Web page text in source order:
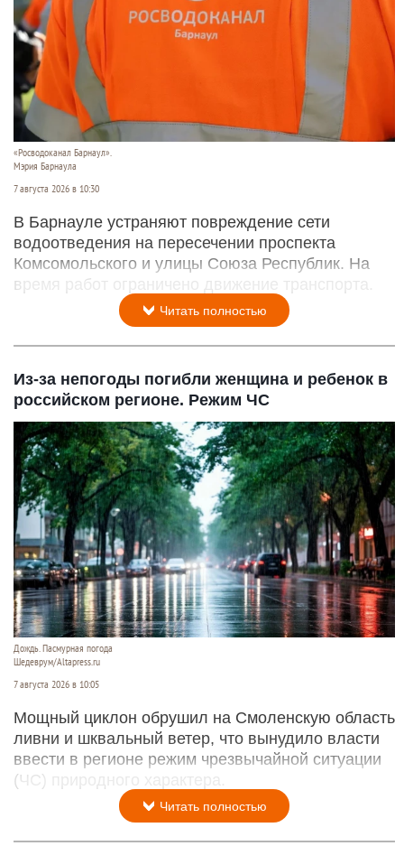
«Росводоканал Барнаул».
Мэрия Барнаула
7 августа 2026 в 10:30
В Барнауле устраняют повреждение сети
водоотведения на пересечении проспекта
Комсомольского и улицы Союза Республик. На
время работ ограничено движение транспорта.
Читать полностью
Из-за непогоды погибли женщина и ребенок в
российском регионе. Режим ЧС
Дождь. Пасмурная погода
Шедеврум/Altapress.ru
7 августа 2026 в 10:05
Мощный циклон обрушил на Смоленскую область
ливни и шквальный ветер, что вынудило власти
ввести в регионе режим чрезвычайной ситуации
(ЧС) природного характера.
Читать полностью